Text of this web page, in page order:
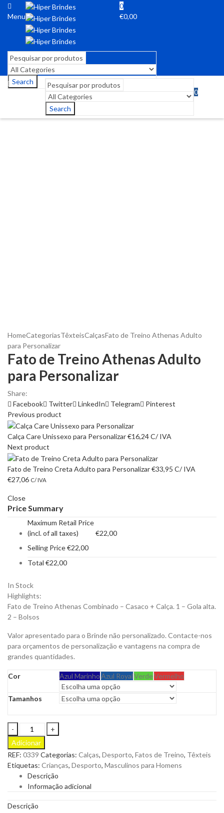
Menu
0
€0,00
Search
Search
0
HomeCategoriasTêxteisCalçasFato de Treino Athenas Adulto
para Personalizar
Fato de Treino Athenas Adulto
para Personalizar
Share:
Facebook
Twitter LinkedIn Telegram
Pinterest
Previous product
Calça Care Unissexo para Personalizar€16,24C/ IVA
Next product
Fato de Treino Creta Adulto para Personalizar€33,95 C/ IVA
€27,06 C/ IVA
Close
Price Summary
Maximum Retail Price
(incl. of all taxes)
€22,00
Selling Price€22,00
Total €22,00
In Stock
Highlights:
Fato de Treino Athenas Combinado – Casaco + Calça. 1 – Gola alta.
2 – Bolsos
Valor apresentado para o Brinde não personalizado. Contacte-nos
para orçamentos de personalização e vantagens na compra de
grandes quantidades.
Cor Azul MarinhoAzul RoyalVerdeVermelho
Tamanhos
Fato
de
Treino
Athenas
Adulto
para
Personalizar
Adicionar
REF: 0339 Categorias: Calças, Desporto, Fatos de Treino, Têxteis
Etiquetas: Crianças, Desporto, Masculinos para Homens
Descrição
Informação adicional
Descrição